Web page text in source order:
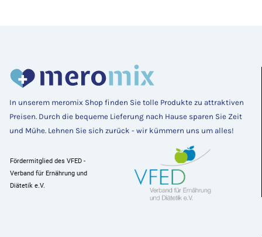
In unserem meromix Shop finden Sie tolle Produkte zu attraktiven
Preisen. Durch die bequeme Lieferung nach Hause sparen Sie Zeit
und Mühe. Lehnen Sie sich zurück - wir kümmern uns um alles!
Fördermitglied des VFED -
Verband für Ernährung und
Diätetik e.V.